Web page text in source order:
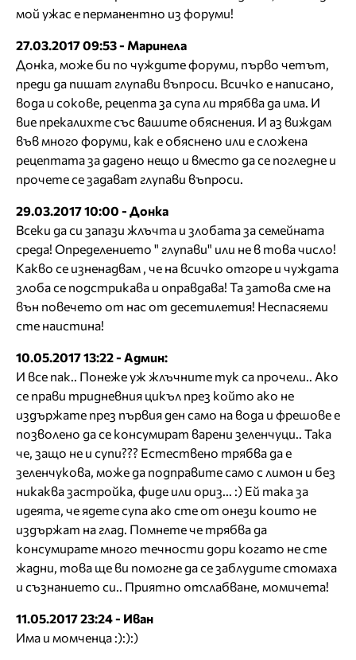
мой ужас е перманентно из форуми!
27.03.2017 09:53 - Маринела
Донка, може би по чуждите форуми, първо четът,
преди да пишат глупави въпроси. Всичко е написано,
вода и сокове, рецепта за супа ли трябва да има. И
вие прекалихте със вашите обяснения. И аз виждам
във много форуми, как е обяснено или е сложена
рецептата за дадено нещо и вместо да се погледне и
прочете се задават глупави въпроси.
29.03.2017 10:00 - Донка
Всеки да си запази жлъчта и злобата за семейната
среда! Определението " глупави" или не в това число!
Какво се изненадвам , че на всичко отгоре и чуждата
злоба се подстрикава и оправдава! Та затова сме на
вън повечето от нас от десетилетия! Неспасяеми
сте наистина!
10.05.2017 13:22 - Админ:
И все пак.. Понеже уж жлъчните тук са прочели.. Ако
се прави тридневния цикъл през който ако не
издържате през първия ден само на вода и фрешове е
позволено да се консумират варени зеленчуци.. Така
че, защо не и супи??? Естествено трябва да е
зеленчукова, може да подправите само с лимон и без
никаква застройка, фиде или ориз... :) Ей така за
идеята, че ядете супа ако сте от онези които не
издържат на глад. Помнете че трябва да
консумирате много течности дори когато не сте
жадни, това ще ви помогне да се заблудите стомаха
и съзнанието си.. Приятно отслабване, момичета!
11.05.2017 23:24 - Иван
Има и момченца :):):)